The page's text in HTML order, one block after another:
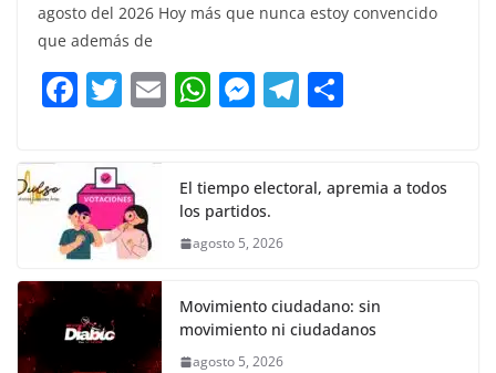
e
b
o
k
er
A
p
n
g
a
m
p
agosto del 2026 Hoy más que nunca estoy convencido
que además de
F
e
b
o
o
k
T
itt
er
E W
s
A
p
M
e
n
er
T
gr p
El tiempo electoral, apremia a todos
los partidos.
agosto 5, 2026
Movimiento ciudadano: sin
movimiento ni ciudadanos
agosto 5, 2026